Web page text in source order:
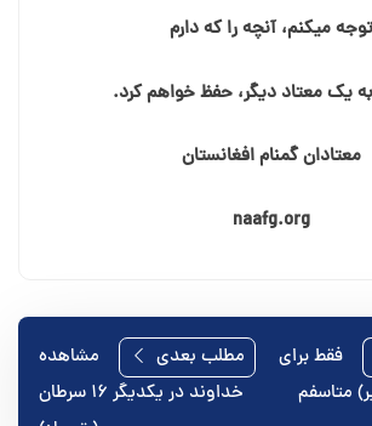
توجه میکنم، آنچه را که دارم
یک معتاد دیگر، حفظ خواهم کرد.
معتادان گمنام افغانستان
naafg.org
فقط برای
مطلب بعدی
مشاهده
خداوند در یکدیگر ۱۶ سرطان